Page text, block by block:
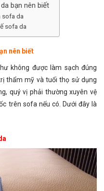
bạn nên biết
sofa da
sofa da
nên biết
không được làm sạch đúng
thẩm mỹ và tuổi thọ sử dụng
quý vị phải thường xuyên vệ
trên sofa nếu có. Dưới đây là